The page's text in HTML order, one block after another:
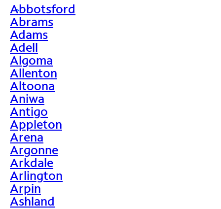
>
Abbotsford
Abrams
Adams
Adell
Algoma
Allenton
Altoona
Aniwa
Antigo
Appleton
Arena
Argonne
Arkdale
Arlington
Arpin
Ashland